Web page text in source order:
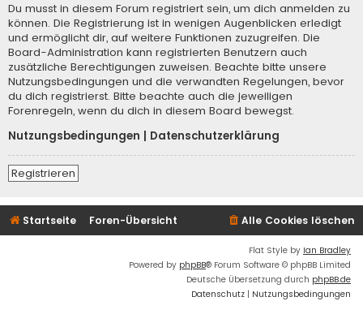
Du musst in diesem Forum registriert sein, um dich anmelden zu
können. Die Registrierung ist in wenigen Augenblicken erledigt
und ermöglicht dir, auf weitere Funktionen zuzugreifen. Die
Board-Administration kann registrierten Benutzern auch
zusätzliche Berechtigungen zuweisen. Beachte bitte unsere
Nutzungsbedingungen und die verwandten Regelungen, bevor
du dich registrierst. Bitte beachte auch die jeweiligen
Forenregeln, wenn du dich in diesem Board bewegst.
Nutzungsbedingungen
Datenschutzerklärung
Registrieren
Startseite Foren-Übersicht Alle Cookies löschen
Flat Style by Ian Bradley
Powered by phpBB® Forum Software © phpBB Limited
Deutsche Übersetzung durch phpBB.de
Datenschutz | Nutzungsbedingungen